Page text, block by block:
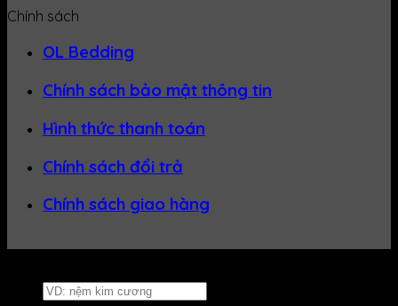
Chính sách
OL Bedding
Chính sách bảo mật thông tin
Hình thức thanh toán
Chính sách đổi trả
Chính sách giao hàng
Tìm